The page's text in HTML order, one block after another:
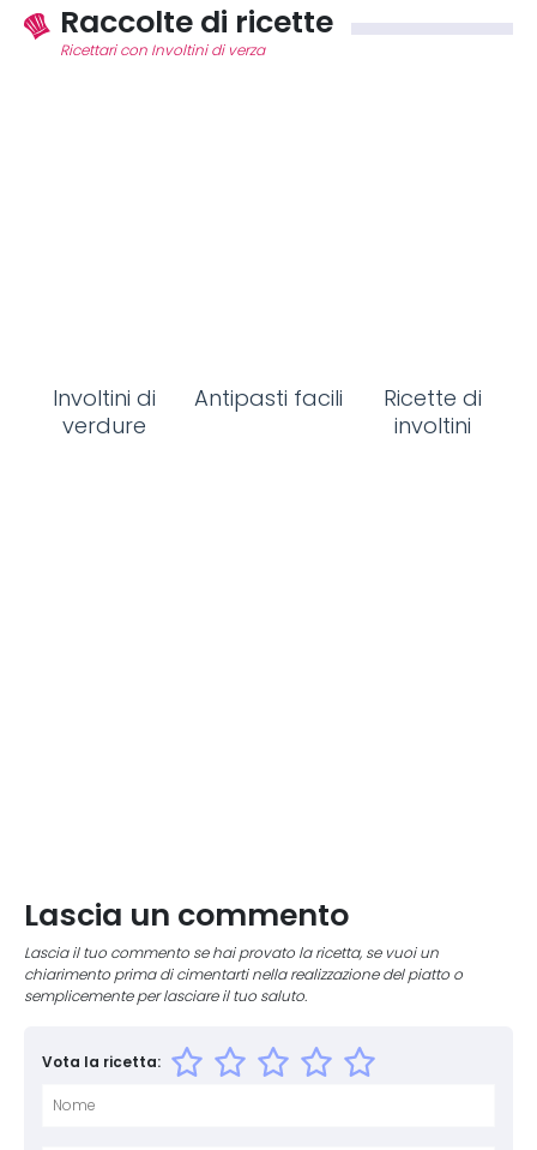
Raccolte di ricette
Ricettari con Involtini di verza
Involtini di
verdure
Antipasti facili
Ricette di
involtini
Lascia un commento
Lascia il tuo commento se hai provato la ricetta, se vuoi un
chiarimento prima di cimentarti nella realizzazione del piatto o
semplicemente per lasciare il tuo saluto.
Vota la ricetta: